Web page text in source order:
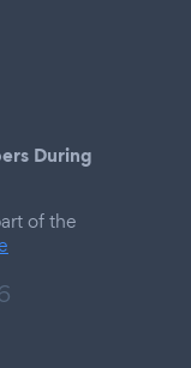
During
of the